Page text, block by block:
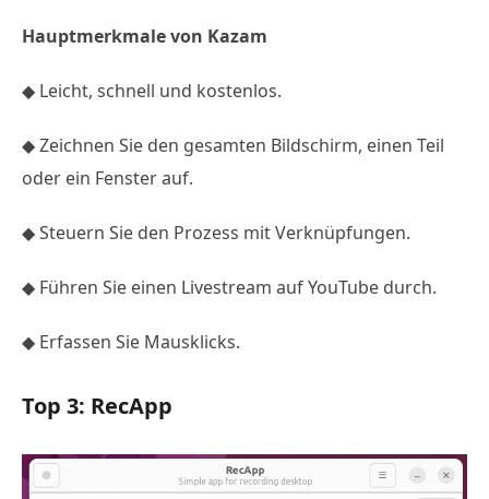
Hauptmerkmale von Kazam
◆ Leicht, schnell und kostenlos.
◆ Zeichnen Sie den gesamten Bildschirm, einen Teil
oder ein Fenster auf.
◆ Steuern Sie den Prozess mit Verknüpfungen.
◆ Führen Sie einen Livestream auf YouTube durch.
◆ Erfassen Sie Mausklicks.
Top 3: RecApp